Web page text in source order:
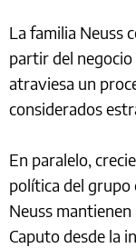
La familia Neuss
partir del negocio
atraviesa un
considerados
En paralelo,
política del grupo
Neuss
Caputo desde la